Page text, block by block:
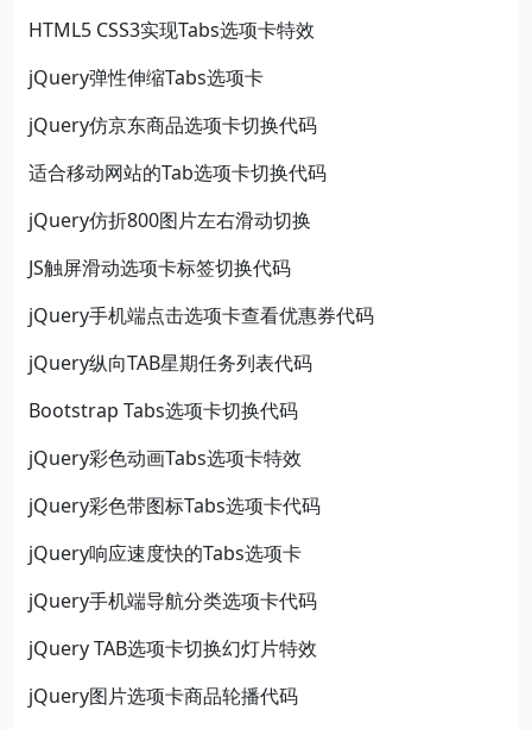
HTML5 CSS3实现Tabs选项卡特效
jQuery弹性伸缩Tabs选项卡
jQuery仿京东商品选项卡切换代码
适合移动网站的Tab选项卡切换代码
jQuery仿折800图片左右滑动切换
JS触屏滑动选项卡标签切换代码
jQuery手机端点击选项卡查看优惠券代码
jQuery纵向TAB星期任务列表代码
Bootstrap Tabs选项卡切换代码
jQuery彩色动画Tabs选项卡特效
jQuery彩色带图标Tabs选项卡代码
jQuery响应速度快的Tabs选项卡
jQuery手机端导航分类选项卡代码
jQuery TAB选项卡切换幻灯片特效
jQuery图片选项卡商品轮播代码